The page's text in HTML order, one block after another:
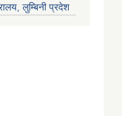
लुम्बिनी प्रदेश